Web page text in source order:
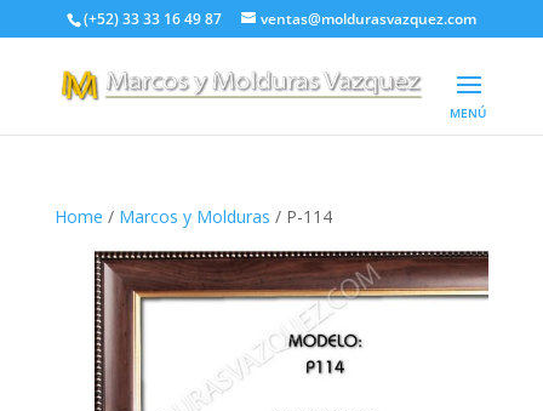
(+52) 33 33 16 49 87 ventas@moldurasvazquez.com
Home / Marcos y Molduras / P-114